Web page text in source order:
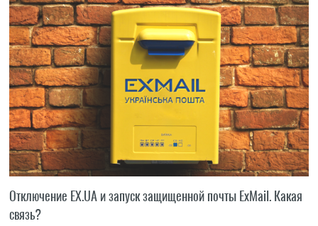
Отключение EX.UA и запуск защищенной почты ExMail. Какая
связь?